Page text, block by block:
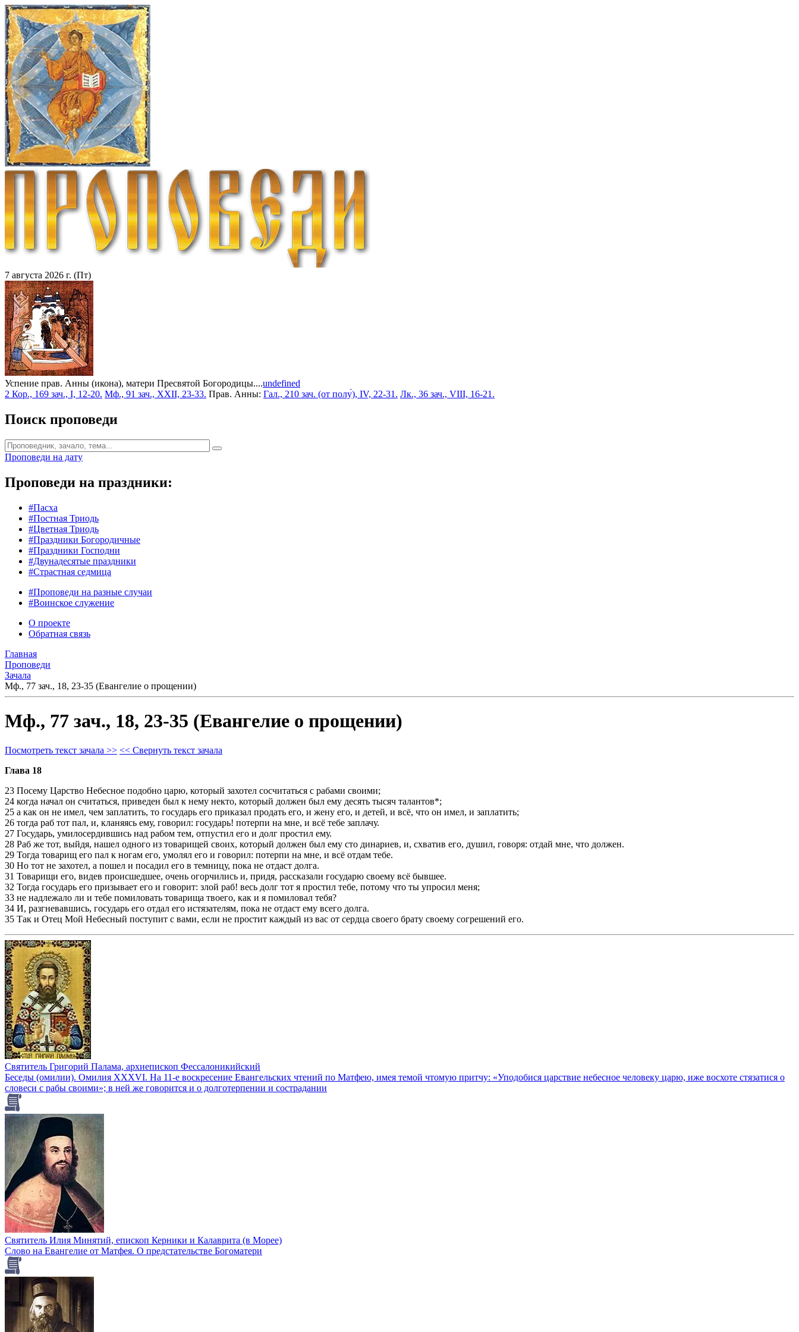
7 августа 2026 г. (Пт)
Успение прав. Анны (икона), матери Пресвятой Богородицы....undefined
2 Кор., 169 зач., I, 12-20. Мф., 91 зач., XXII, 23-33. Прав. Анны: Гал., 210 зач. (от полу́), IV, 22-31. Лк., 36 зач., VIII, 16-21.
Поиск проповеди
Проповеди на дату
Проповеди на праздники:
#Пасха
#Постная Триодь
#Цветная Триодь
#Праздники Богородичные
#Праздники Господни
#Двунадесятые праздники
#Страстная седмица
#Проповеди на разные случаи
#Воинское служение
О проекте
Обратная связь
Главная
Проповеди
Зачала
Мф., 77 зач., 18, 23-35 (Евангелие о прощении)
Мф., 77 зач., 18, 23-35 (Евангелие о прощении)
Посмотреть текст зачала >> << Свернуть текст зачала
Глава 18
23 Посему Царство Небесное подобно царю, который захотел сосчитаться с рабами своими;
24 когда начал он считаться, приведен был к нему некто, который должен был ему десять тысяч талантов*;
25 а как он не имел, чем заплатить, то государь его приказал продать его, и жену его, и детей, и всё, что он имел, и заплатить;
26 тогда раб тот пал, и, кланяясь ему, говорил: государь! потерпи на мне, и всё тебе заплачу.
27 Государь, умилосердившись над рабом тем, отпустил его и долг простил ему.
28 Раб же тот, выйдя, нашел одного из товарищей своих, который должен был ему сто динариев, и, схватив его, душил, говоря: отдай мне, что должен.
29 Тогда товарищ его пал к ногам его, умолял его и говорил: потерпи на мне, и всё отдам тебе.
30 Но тот не захотел, а пошел и посадил его в темницу, пока не отдаст долга.
31 Товарищи его, видев происшедшее, очень огорчились и, придя, рассказали государю своему всё бывшее.
32 Тогда государь его призывает его и говорит: злой раб! весь долг тот я простил тебе, потому что ты упросил меня;
33 не надлежало ли и тебе помиловать товарища твоего, как и я помиловал тебя?
34 И, разгневавшись, государь его отдал его истязателям, пока не отдаст ему всего долга.
35 Так и Отец Мой Небесный поступит с вами, если не простит каждый из вас от сердца своего брату своему согрешений его.
Святитель Григорий Палама, архиепископ Фессалоникийский
Беседы (омилии). Омилия XXXVI. На 11-е воскресение Евангельских чтений по Матфею, имея темой чтомую притчу: «Уподобися царствие небесное человеку царю, иже восхоте стязатися о
словеси с рабы своими»; в ней же говорится и о долготерпении и сострадании
Святитель Илия Минятий, епископ Керники и Калаврита (в Морее)
Слово на Евангелие от Матфея. О предстательстве Богоматери